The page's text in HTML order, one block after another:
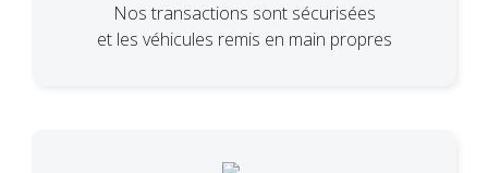
Nos transactions sont sécurisées
et les véhicules remis en main propres